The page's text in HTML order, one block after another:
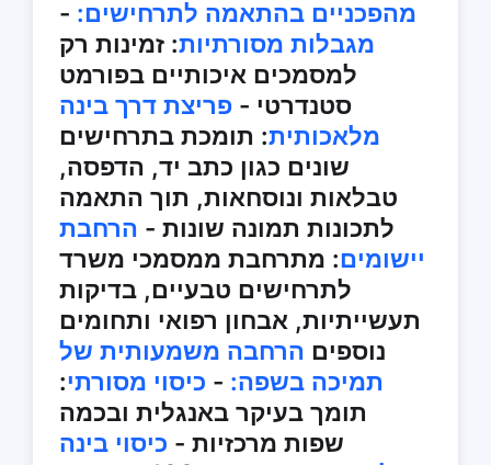
מהפכניים בהתאמה לתרחישים: -
מגבלות מסורתיות: זמינות רק
למסמכים איכותיים בפורמט
סטנדרטי - פריצת דרך בינה
מלאכותית: תומכת בתרחישים
שונים כגון כתב יד, הדפסה,
טבלאות ונוסחאות, תוך התאמה
לתכונות תמונה שונות - הרחבת
יישומים: מתרחבת ממסמכי משרד
לתרחישים טבעיים, בדיקות
תעשייתיות, אבחון רפואי ותחומים
נוספים הרחבה משמעותית של
תמיכה בשפה: - כיסוי מסורתי:
תומך בעיקר באנגלית ובכמה
שפות מרכזיות - כיסוי בינה